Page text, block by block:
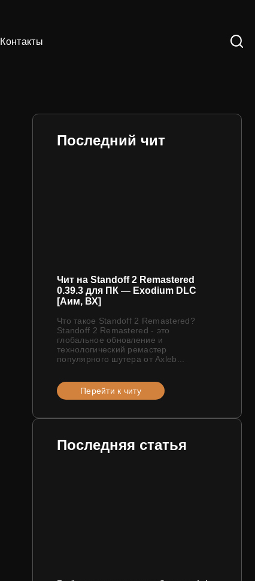
Контакты
Последний чит
Чит на Standoff 2 Remastered
0.39.3 для ПК — Exodium DLC
[Аим, ВХ]
Что такое Standoff 2 Remastered?
Standoff 2 Remastered - это
глобальное обновление и
технологический ремастер
популярного шутера от Axleb...
Перейти к читу
Последняя статья